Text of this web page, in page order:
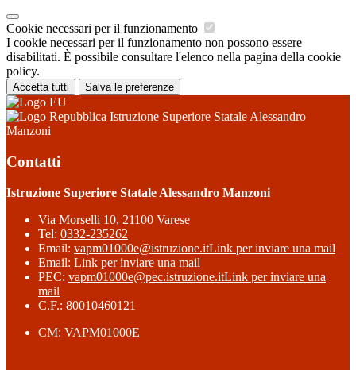
Cookie necessari per il funzionamento
I cookie necessari per il funzionamento non possono essere
disabilitati. È possibile consultare l'elenco nella pagina della cookie
policy.
Accetta tutti Salva le preferenze
Istruzione Superiore Statale Alessandro
Manzoni
Contatti
Istruzione Superiore Statale Alessandro Manzoni
Via Morselli 10, 21100 Varese
Tel: 0332-235262
Email: vapm01000e@istruzione.itLink per inviare una mail
Email: Link per inviare una mail
PEC: vapm01000e@pec.istruzione.itLink per inviare una
mail
C.F.: 80010460121
CM: VAPM01000E